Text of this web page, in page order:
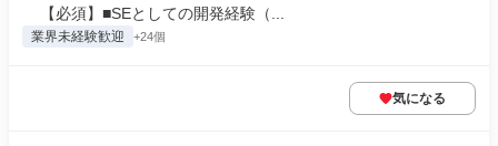
【必須】■SEとしての開発経験（...
業界未経験歓迎 +24個
気になる